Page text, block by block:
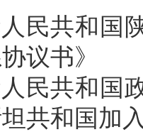
民共和国
议书》
民共和国
共和国加